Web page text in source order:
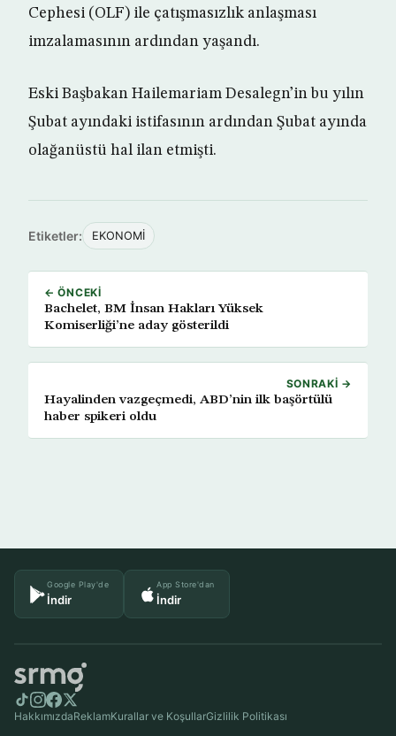
Cephesi (OLF) ile çatışmasızlık anlaşması
imzalamasının ardından yaşandı.
Eski Başbakan Hailemariam Desalegn’in bu yılın
Şubat ayındaki istifasının ardından Şubat ayında
olağanüstü hal ilan etmişti.
Etiketler: EKONOMİ
← ÖNCEKI
Bachelet, BM İnsan Hakları Yüksek
Komiserliği’ne aday gösterildi
SONRAKI →
Hayalinden vazgeçmedi, ABD’nin ilk başörtülü
haber spikeri oldu
Google Play'de
İndir
App Store'dan
İndir
HakkımızdaReklamKurallar ve KoşullarGizlilik Politikası